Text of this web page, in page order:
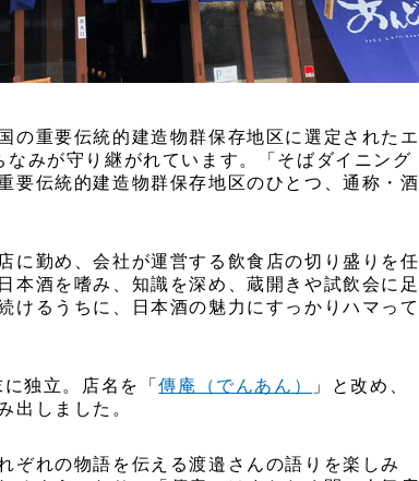
の重要伝統的建造物群保存地区に選定されたエ
みが守り継がれています。「そばダイニング
要伝統的建造物群保存地区のひとつ、通称・酒
に勤め、会社が運営する飲食店の切り盛りを任
本酒を嗜み、知識を深め、蔵開きや試飲会に足
けるうちに、日本酒の魅力にすっかりハマって
独立。店名を「傳庵（でんあん）
」と改め、
出しました。
ぞれの物語を伝える渡邉さんの語りを楽しみ